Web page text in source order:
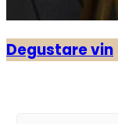
Degustare vin